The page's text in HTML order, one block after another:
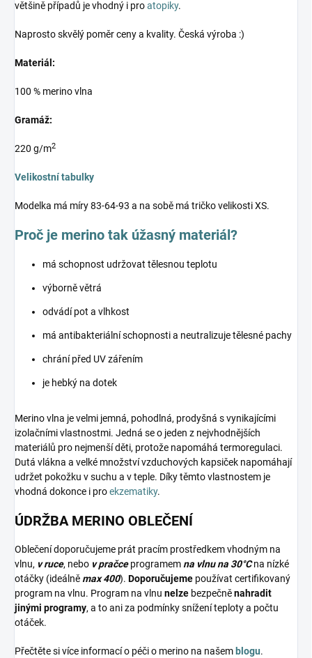
většině případů je vhodný i proatopiky.
Naprosto skvělý poměr ceny a kvality. Česká výroba :)
Materiál:
100 % merino vlna
Gramáž:
220 g/m2
Velikostní tabulky
Modelka má míry 83-64-93 a na sobě má tričko velikosti XS.
Proč je merino tak úžasný materiál?
má schopnost udržovat tělesnou teplotu
výborně větrá
odvádí pot a vlhkost
má antibakteriální schopnosti a neutralizuje tělesné pachy
chrání před UV zářením
je hebký na dotek
Merino vlna je velmi jemná, pohodlná, prodyšná s vynikajícími
izolačními vlastnostmi. Jedná se o jeden z nejvhodnějších
materiálů pro nejmenší děti, protože napomáhá termoregulaci.
Dutá vlákna a velké množství vzduchových kapsiček napomáhají
udržet pokožku v suchu a v teple. Díky těmto vlastnostem je
vhodná dokonce i proekzematiky.
ÚDRŽBA MERINO OBLEČENÍ
Oblečení doporučujeme prát pracím prostředkem vhodným na
vlnu, v ruce, nebo v pračceprogramemna vlnu na 30°Cna nízké
otáčky (ideálněmax 400). Doporučujeme používat certifikovaný
program na vlnu. Program na vlnu nelze bezpečněnahradit
jinými programy, a to ani za podmínky snížení teploty a počtu
otáček.
Přečtěte si více informací o péči o merino na našem blogu.